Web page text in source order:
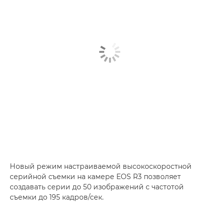
Новый режим настраиваемой высокоскоростной
серийной съемки на камере EOS R3 позволяет
создавать серии до 50 изображений с частотой
съемки до 195 кадров/сек.